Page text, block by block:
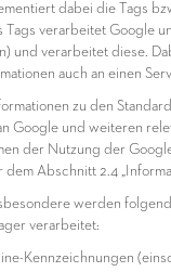
dabei die Tags
Tags verarbeitet Google
und verarbeitet diese.
auch an einen
zu den
Google und weiteren
der Nutzung der
dem Abschnitt 2.4
werden
verarbeitet:
Kennzeichnungen